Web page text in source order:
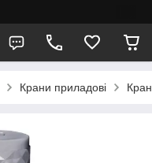
Крани приладові